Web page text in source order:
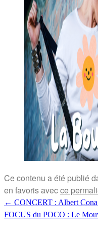
Ce contenu a été publié
en favoris avecce
← CONCERT : Albert
FOCUS du POCO : Le